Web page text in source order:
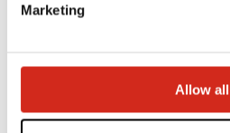
Marketing
Allow all
Program